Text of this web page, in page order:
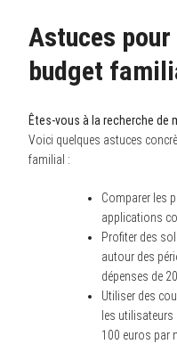
Astuces
budget
Êtes-vous à la recherche de
Voici quelques astuces
familial :
Comparer les
applications
Profiter des
autour des
dépenses de
Utiliser des
les
100 euros par